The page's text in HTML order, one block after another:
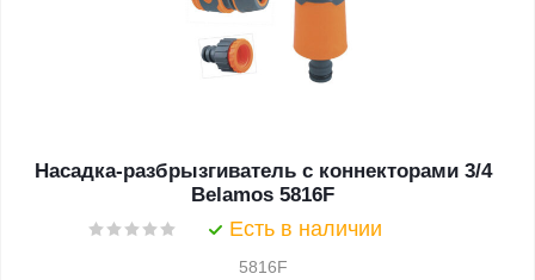
Насадка-разбрызгиватель с коннекторами 3/4
Belamos 5816F
Есть в наличии
5816F